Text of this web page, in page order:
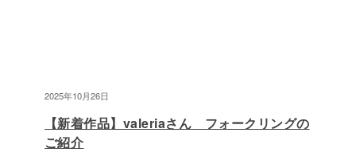
2025年10月26日
【新着作品】valeriaさん フォークリングの
ご紹介